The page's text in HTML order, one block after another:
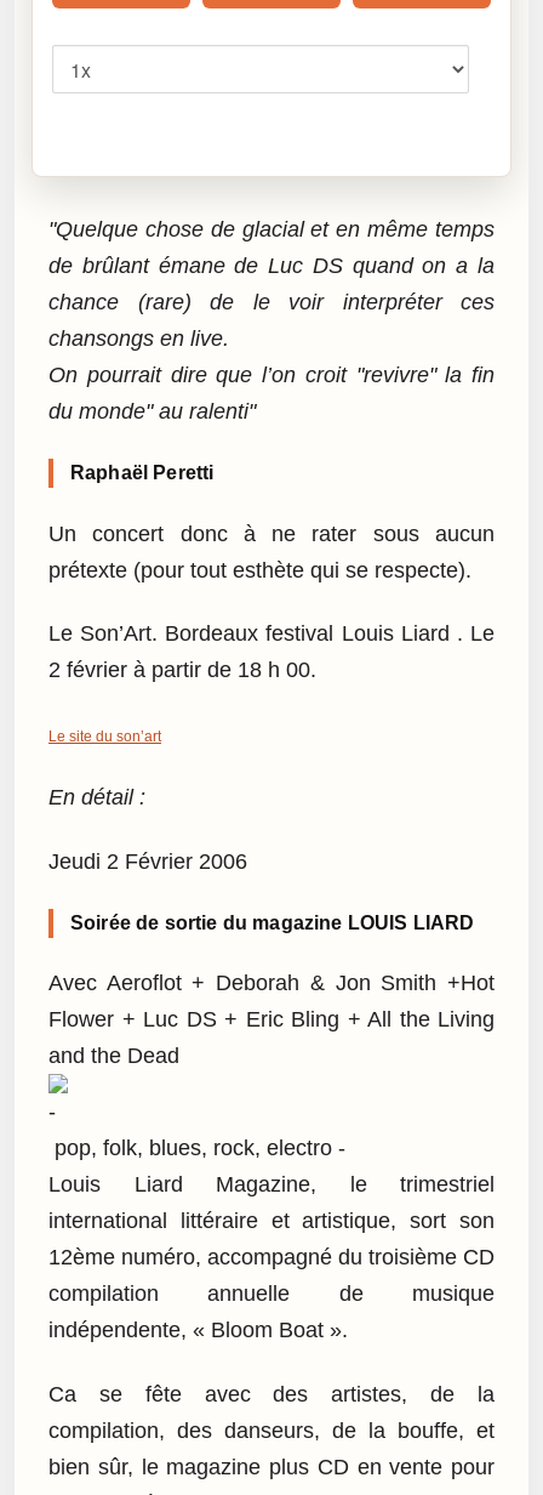
"Quelque chose de glacial et en même temps
de brûlant émane de Luc DS quand on a la
chance (rare) de le voir interpréter ces
chansongs en live.
On pourrait dire que l’on croit "revivre" la fin
du monde" au ralenti"
Raphaël Peretti
Un concert donc à ne rater sous aucun
prétexte (pour tout esthète qui se respecte).
Le Son’Art. Bordeaux festival Louis Liard . Le
2 février à partir de 18 h 00.
Le site du son’art
En détail :
Jeudi 2 Février 2006
Soirée de sortie du magazine LOUIS LIARD
Avec Aeroflot + Deborah & Jon Smith +Hot
Flower + Luc DS + Eric Bling + All the Living
and the Dead
pop, folk, blues, rock, electro -
Louis Liard Magazine, le trimestriel
international littéraire et artistique, sort son
12ème numéro, accompagné du troisième CD
compilation annuelle de musique
indépendente, « Bloom Boat ».
Ca se fête avec des artistes, de la
compilation, des danseurs, de la bouffe, et
bien sûr, le magazine plus CD en vente pour